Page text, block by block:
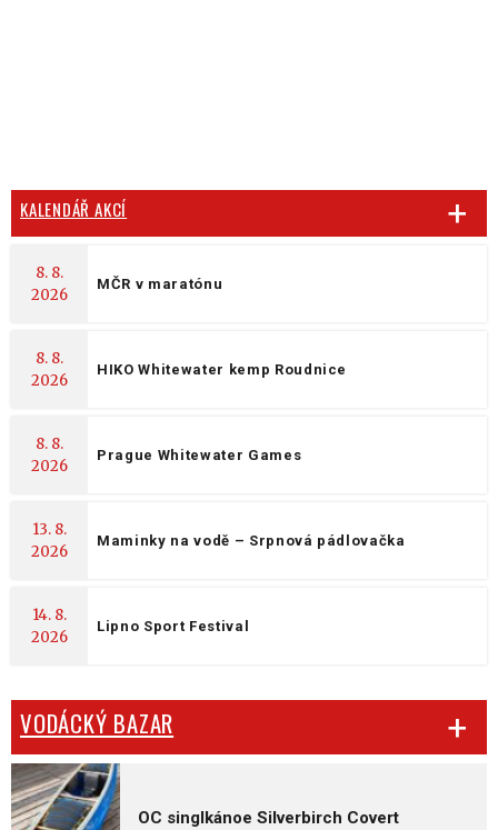
KALENDÁŘ AKCÍ
8. 8.
2026
MČR v maratónu
8. 8.
2026
HIKO Whitewater kemp Roudnice
8. 8.
2026
Prague Whitewater Games
13. 8.
2026
Maminky na vodě – Srpnová pádlovačka
14. 8.
2026
Lipno Sport Festival
VODÁCKÝ BAZAR
OC singlkánoe Silverbirch Covert